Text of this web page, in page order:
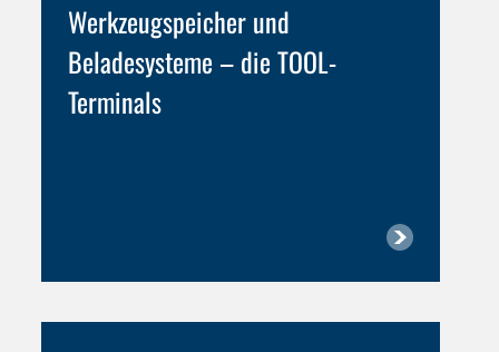
Werkzeugspeicher und
Beladesysteme –die TOOL-
Terminals